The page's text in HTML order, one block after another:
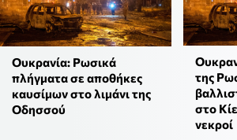
Ουκρανία: Ρωσικά
πλήγματα σε αποθήκες
καυσίμων στο λιμάνι της
Οδησσού
της
στο
νεκροί